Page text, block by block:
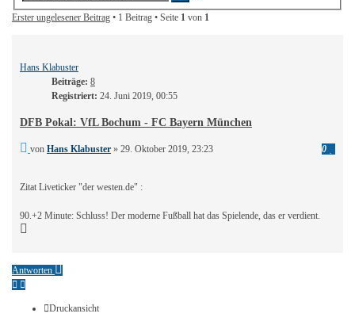
Erster ungelesener Beitrag • 1 Beitrag • Seite 1 von 1
Hans Klabuster
Beiträge: 8
Registriert: 24. Juni 2019, 00:55
DFB Pokal: VfL Bochum - FC Bayern München
0
um
Ungelesener
von Hans Klabuster » 29. Oktober 2019, 23:23
Zitat Liveticker "der westen.de" :
90.+2 Minute: Schluss! Der moderne Fußball hat das Spielende, das er verdient.
Antworten
Druckansicht